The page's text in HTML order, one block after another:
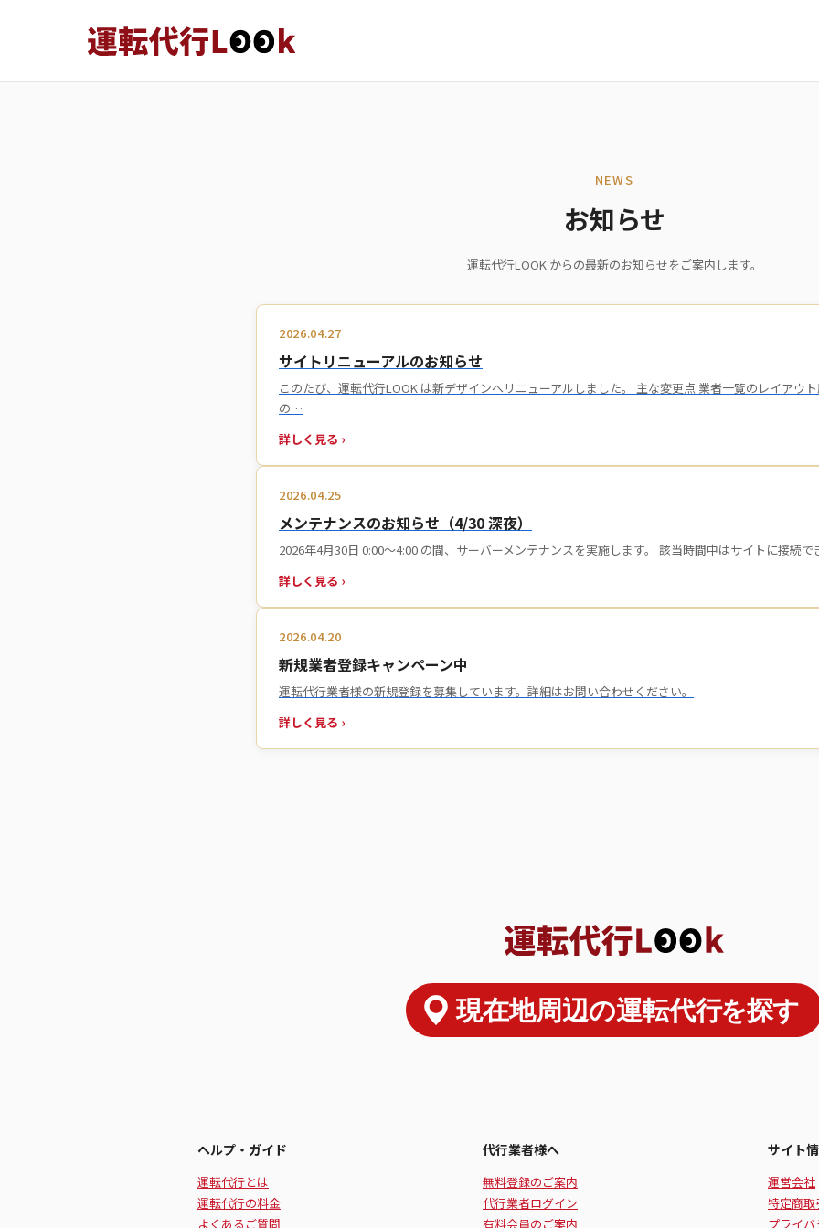
NEWS
お知らせ
運転代行LOOK からの最新のお知らせをご案内します。
2026.04.27
サイトリニューアルのお知らせ
このたび、運転代行LOOK は新デザインへリニューアルしました。 主な変更点 業者一覧のレイアウ
の…
詳しく見る ›
2026.04.25
メンテナンスのお知らせ（4/30 深夜）
2026年4月30日 0:00〜4:00 の間、サーバーメンテナンスを実施します。 該当時間中はサイトに接続
詳しく見る ›
2026.04.20
新規業者登録キャンペーン中
運転代行業者様の新規登録を募集しています。詳細はお問い合わせください。
詳しく見る ›
ヘルプ・ガイド
運転代行とは
運転代行の料金
よくあるご質問
代行業者様へ
無料登録のご案内
代行業者ログイン
有料会員のご案内
サイト
運営会社
特定商
プライ